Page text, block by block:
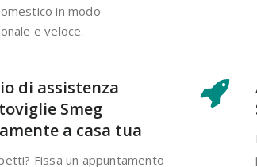
in modo
e veloce.
di assistenza
Smeg
a casa tua
Fissa un appuntamento